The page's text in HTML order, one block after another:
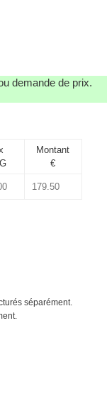
demande de prix.
Montant
€
séparément.